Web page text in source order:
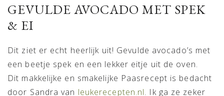
GEVULDE AVOCADO MET SPEK
& EI
Dit ziet er echt heerlijk uit! Gevulde avocado’s met
een beetje spek en een lekker eitje uit de oven.
Dit makkelijke en smakelijke Paasrecept is bedacht
door Sandra van leukerecepten.nl. Ik ga ze zeker